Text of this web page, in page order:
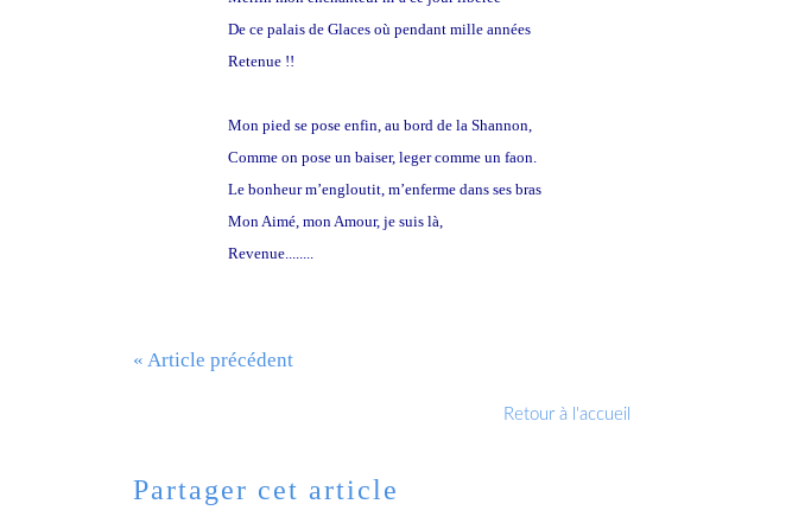
De ce palais de Glaces où pendant mille années
Retenue !!
Mon pied se pose enfin, au bord de la Shannon,
Comme on pose un baiser, leger comme un faon.
Le bonheur m’engloutit, m’enferme dans ses bras
Mon Aimé, mon Amour, je suis là,
Revenue........
« Article précédent
Retour à l'accueil
Partager cet article